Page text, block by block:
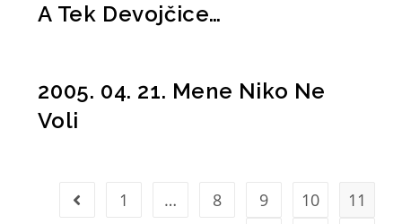
A Tek Devojčice…
2005. 04. 21. Mene Niko Ne
Voli
1 … 8 9 10
11